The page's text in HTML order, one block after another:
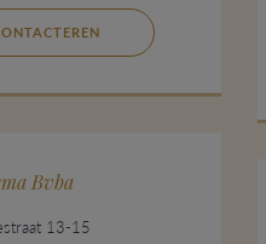
Bvba
13-15